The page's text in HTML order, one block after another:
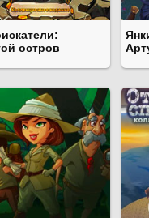
остров